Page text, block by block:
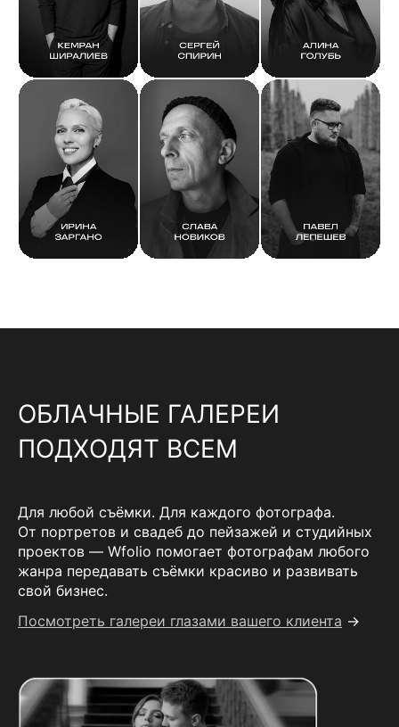
ОБЛАЧНЫЕ ГАЛЕРЕИ
ПОДХОДЯТ ВСЕМ
Для любой съёмки. Для каждого фотографа.
От портретов и свадеб до пейзажей и студийных
проектов — Wfolio помогает фотографам любого
жанра передавать съёмки красиво и развивать
свой бизнес.
Посмотреть галереи глазами вашего клиента →